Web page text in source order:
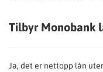
Tilbyr Monobank
Ja, det er nettopp lån